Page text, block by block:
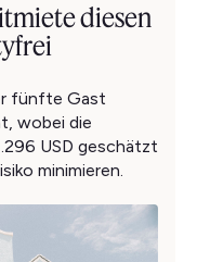
diesen
fünfte Gast
wobei die
USD geschätzt
minimieren.